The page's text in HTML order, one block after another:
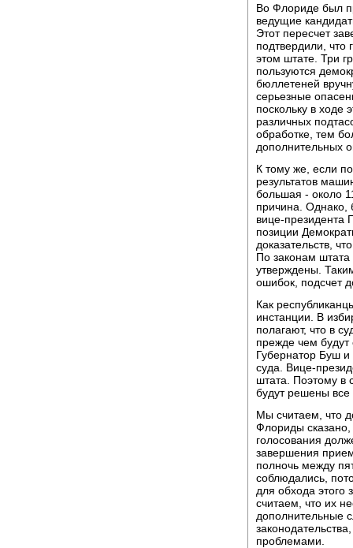
Во Флориде был
ведущие
Этот пересчет
подтвердили, что
этом штате. Три
пользуются
бюллетеней
серьезные
поскольку в ходе
различных
обработке, тем
дополнительных
К тому же, если
результатов
большая - около
причина. Однако,
вице-президента
позиции
доказательств,
По законам
утверждены.
ошибок, подсчет
Как
инстанции. В
полагают, что в
прежде чем
Губернатор Буш
суда. Вице-
штата. Поэтому в
будут решены
Мы считаем, что
Флориды сказано,
голосования
завершения
полночь между
соблюдались,
для обхода
считаем, что их
дополнительные
проблемами.